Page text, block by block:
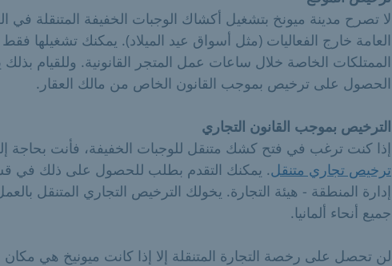
لا تصرح مدينة ميونخ بتشغيل أكشاك الوجبات الخفيفة المتنقلة في
العامة خارج الفعاليات (مثل أسواق عيد الميلاد). يمكنك تشغيلها
الممتلكات الخاصة خلال ساعات عمل المتجر القانونية. وللقيام
الحصول على ترخيص بموجب القانون الخاص من مالك العقار.
الترخيص بموجب القانون التجاري
إذا كنت ترغب في فتح كشك متنقل للوجبات الخفيفة، فأنت بحاجة
ترخيص تجاري متنقل. يمكنك التقدم بطلب للحصول على ذلك في
إدارة المنطقة - هيئة التجارة. يخولك الترخيص التجاري المتنقل
جميع أنحاء ألمانيا.
لن تحصل على رخصة التجارة المتنقلة إلا إذا كانت ميونيخ هي مكان